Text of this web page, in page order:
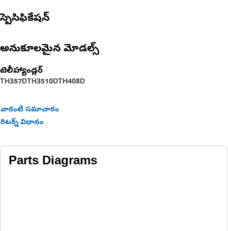
స్పెసిఫికేషన్
అనుకూలమైన మోడల్స్
టెలీహ్యాండ్లర్‌
TH357DTH3510DTH408D
వారంటీ సమాచారం
రిటర్న్ విధానం
Parts Diagrams